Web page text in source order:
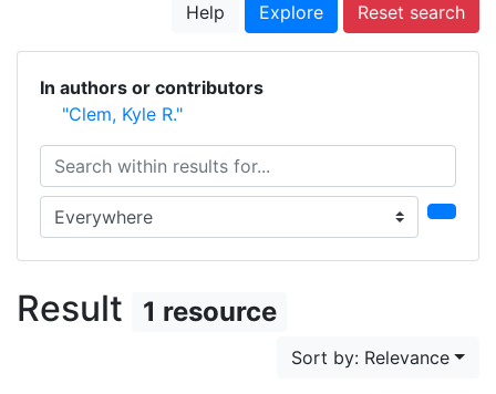
Help Explore Reset search
In authors or contributors
"Clem, Kyle R."
Search within results for...
Search in...
Result 1 resource
Sort by: Relevance